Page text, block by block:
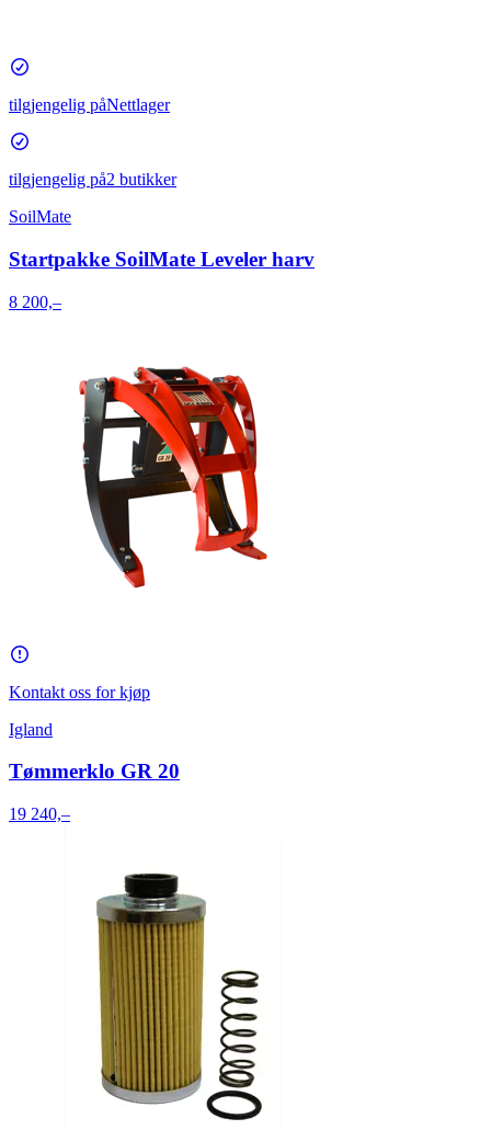
tilgjengelig påNettlager
tilgjengelig på2 butikker
SoilMate
Startpakke SoilMate Leveler harv
8 200,–
Kontakt oss for kjøp
Igland
Tømmerklo GR 20
19 240,–